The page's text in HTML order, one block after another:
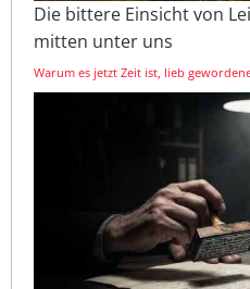
Die bittere Einsicht von
mitten unter uns
Warum es jetzt Zeit ist, lieb